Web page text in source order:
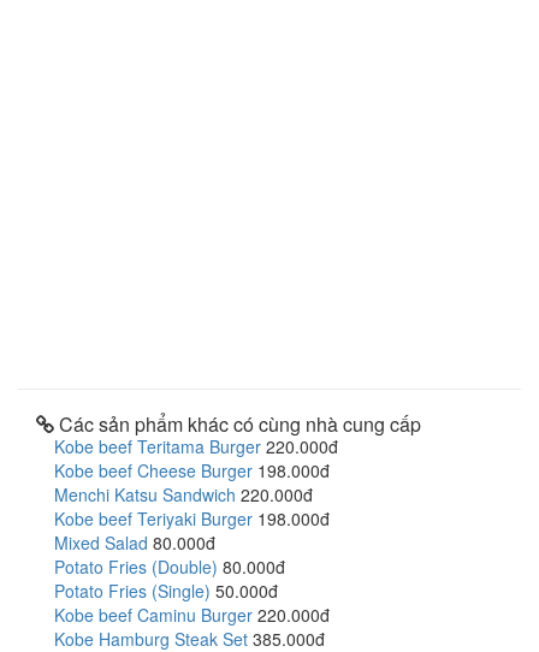
Các sản phẩm khác có cùng nhà cung cấp
Kobe beef Teritama Burger 220.000đ
Kobe beef Cheese Burger 198.000đ
Menchi Katsu Sandwich 220.000đ
Kobe beef Teriyaki Burger 198.000đ
Mixed Salad 80.000đ
Potato Fries (Double) 80.000đ
Potato Fries (Single) 50.000đ
Kobe beef Caminu Burger 220.000đ
Kobe Hamburg Steak Set 385.000đ